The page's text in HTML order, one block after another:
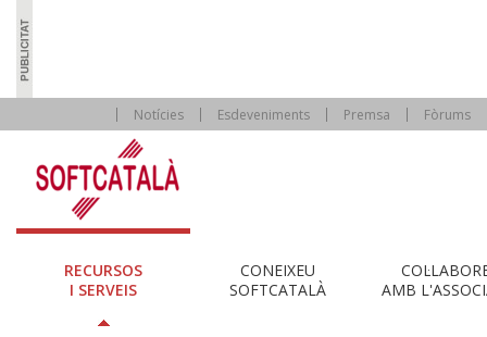
Notícies Esdeveniments Premsa Fòrums
RECURSOS
I SERVEIS
CONEIXEU
SOFTCATALÀ
AMB